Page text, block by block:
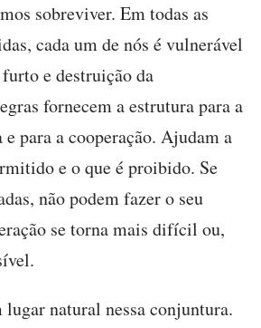
sobreviver. Em todas as
cada um de nós é vulnerável
e destruição da
fornecem a estrutura para a
para a cooperação. Ajudam a
e o que é proibido. Se
não podem fazer o seu
se torna mais difícil ou,
natural nessa conjuntura.